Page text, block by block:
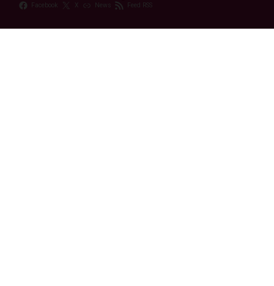
Facebook X News Feed RSS